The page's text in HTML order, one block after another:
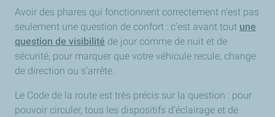
Avoir des phares qui fonctionnent correctement n’est pas
seulement une question de confort : c’est avant tout une
question de visibilité de jour comme de nuit et de
sécurité, pour marquer que votre véhicule recule, change
de direction ou s’arrête.
Le Code de la route est très précis sur la question : pour
pouvoir circuler, tous les dispositifs d’éclairage et de